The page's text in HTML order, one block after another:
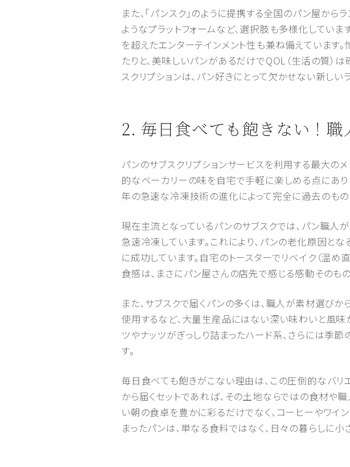
また、「パンスク」のように提携する全国のパン屋から
ようなプラットフォームなど、選択肢も多様化してい
を超えたエンターテインメント性も兼ね備えています
たりと、美味しいパンがあるだけでQOL（生活の質）
スクリプションは、パン好きにとって欠かせない新しい
2. 毎日食べても飽きない！
パンのサブスクリプションサービスを利用する最大の
的なベーカリーの味を自宅で手軽に楽しめる点にあり
年の急速な冷凍技術の進化によって完全に過去のもの
現在主流となっているパンのサブスクでは、パン職人
急速冷凍しています。これにより、パンの老化原因と
に成功しています。自宅のトースターでリベイク（温
食感は、まさにパン屋さんの店先で感じる感動そのもの
また、サブスクで届くパンの多くは、職人が素材選び
使用するなど、大量生産品にはない深い味わいと風味
ツやナッツがぎっしり詰まったハード系、さらには季
す。
毎日食べても飽きがこない理由は、この圧倒的なバリ
から届くセットであれば、その土地ならではの食材や
い朝の食卓を豊かに彩るだけでなく、コーヒーやワ
まったパンは、単なる食料ではなく、日々の暮らしに